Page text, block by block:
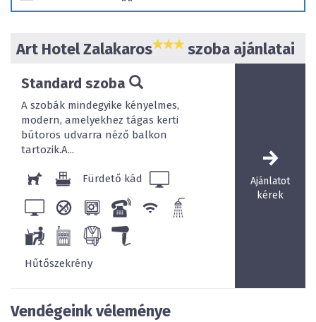
kikapcsolódást teljessé.
Art Hotel Zalakaros szoba ajánlatai
Standard szoba
A szobák mindegyike kényelmes,
modern, amelyekhez tágas kerti
bútoros udvarra néző balkon
tartozik.A...
Fürdető kád
Hűtőszekrény
Ajánlatot
kérek
Vendégeink véleménye